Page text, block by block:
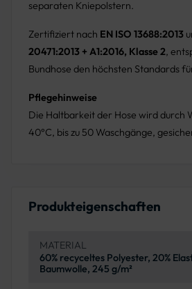
separaten Kniepolstern.
Zertifiziert nach EN ISO 13688:2013
20471:2013 + A1:2016, Klasse 2,
Bundhose den höchsten Standards
Pflegehinweise
Die Haltbarkeit der Hose wird durch
40°C, bis zu 50 Waschgänge,
Produkteigenschaften
MATERIAL
60% recyceltes Polyester, 20%
Baumwolle, 245 g/m²